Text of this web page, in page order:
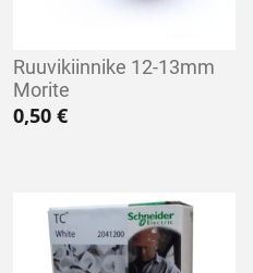
Ruuvikiinnike 12-13mm
Morite
0,50 €